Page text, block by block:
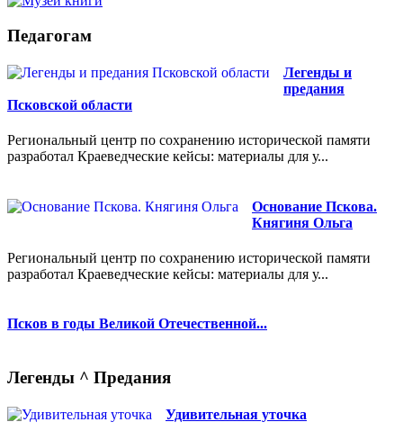
Педагогам
Легенды и
предания
Псковской области
Региональный центр по сохранению исторической памяти
разработал Краеведческие кейсы: материалы для у...
Основание Пскова.
Княгиня Ольга
Региональный центр по сохранению исторической памяти
разработал Краеведческие кейсы: материалы для у...
Псков в годы Великой Отечественной...
Легенды ^ Предания
Удивительная уточка